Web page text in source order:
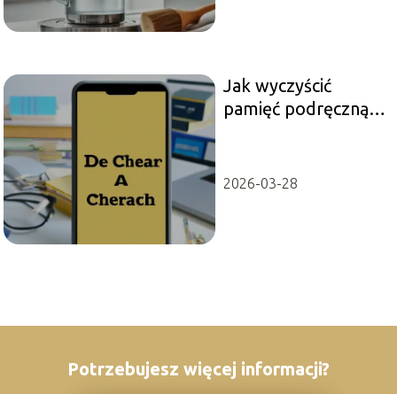
Jak wyczyścić
pamięć podręczną
2026-03-28
Potrzebujesz więcej informacji?